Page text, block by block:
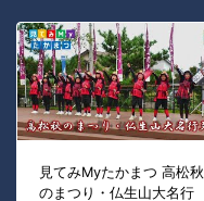
見てみMyたかまつ 高松秋
のまつり・仏生山大名行